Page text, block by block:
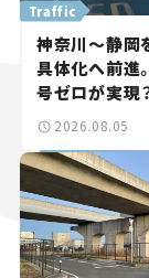
Traffic
神奈川～静岡
具体化へ前進
号ゼロが実現
2026.08.05